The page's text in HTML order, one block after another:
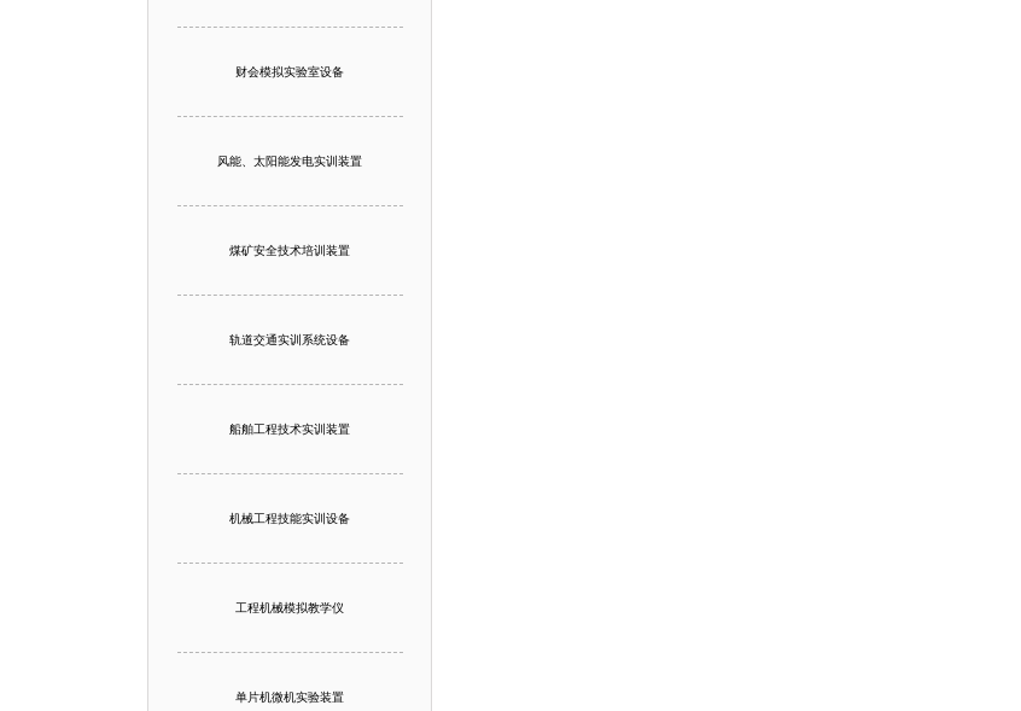
财会模拟实验室设备
风能、太阳能发电实训装置
煤矿安全技术培训装置
轨道交通实训系统设备
船舶工程技术实训装置
机械工程技能实训设备
工程机械模拟教学仪
单片机微机实验装置